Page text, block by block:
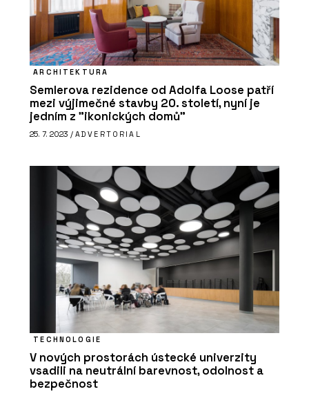
ARCHITEKTURA
Semlerova rezidence od Adolfa Loose patří
mezi výjimečné stavby 20. století, nyní je
jedním z "ikonických domů"
25. 7. 2023 / ADVERTORIAL
TECHNOLOGIE
V nových prostorách ústecké univerzity
vsadili na neutrální barevnost, odolnost a
bezpečnost